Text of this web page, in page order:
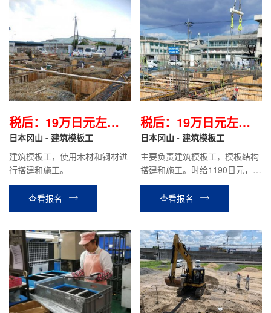
税后：19万日元左右/
月
日本冈山 - 建筑模板工
建筑模板工，使用木材和钢材进
行搭建和施工。
查看报名
税后：19万日元左右/
月
日本冈山 - 建筑模板工
主要负责建筑模板工，模板结构
搭建和施工。时给1190日元，目
前在职员工平均到手工资约19万
查看报名